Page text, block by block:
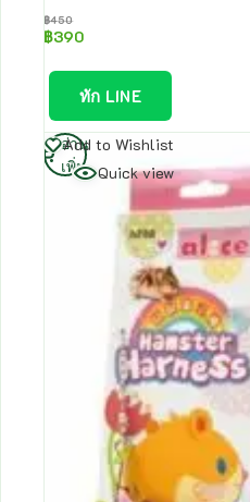
฿450
฿390
ทัก LINE
Add to Wishlist
Quick view
อ่าน
เพิ่ม